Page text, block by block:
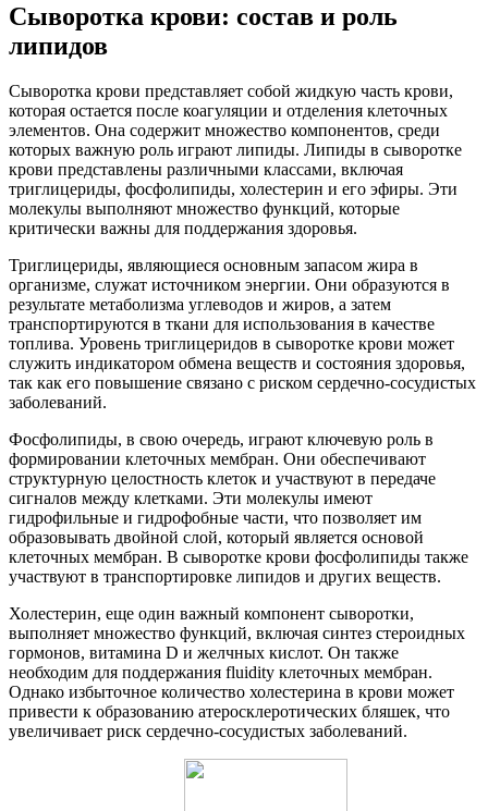
Сыворотка крови: состав и роль
липидов
Сыворотка крови представляет собой жидкую часть крови,
которая остается после коагуляции и отделения клеточных
элементов. Она содержит множество компонентов, среди
которых важную роль играют липиды. Липиды в сыворотке
крови представлены различными классами, включая
триглицериды, фосфолипиды, холестерин и его эфиры. Эти
молекулы выполняют множество функций, которые
критически важны для поддержания здоровья.
Триглицериды, являющиеся основным запасом жира в
организме, служат источником энергии. Они образуются в
результате метаболизма углеводов и жиров, а затем
транспортируются в ткани для использования в качестве
топлива. Уровень триглицеридов в сыворотке крови может
служить индикатором обмена веществ и состояния здоровья,
так как его повышение связано с риском сердечно-сосудистых
заболеваний.
Фосфолипиды, в свою очередь, играют ключевую роль в
формировании клеточных мембран. Они обеспечивают
структурную целостность клеток и участвуют в передаче
сигналов между клетками. Эти молекулы имеют
гидрофильные и гидрофобные части, что позволяет им
образовывать двойной слой, который является основой
клеточных мембран. В сыворотке крови фосфолипиды также
участвуют в транспортировке липидов и других веществ.
Холестерин, еще один важный компонент сыворотки,
выполняет множество функций, включая синтез стероидных
гормонов, витамина D и желчных кислот. Он также
необходим для поддержания fluidity клеточных мембран.
Однако избыточное количество холестерина в крови может
привести к образованию атеросклеротических бляшек, что
увеличивает риск сердечно-сосудистых заболеваний.